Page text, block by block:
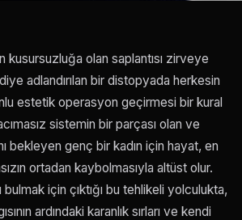
kusursuzluğa olan saplantısı zirveye
adlandırılan bir distopyada herkesin
estetik operasyon geçirmesi bir kural
sistemin bir parçası olan ve
bekleyen genç bir kadın için hayat, en
ortadan kaybolmasıyla altüst olur.
bulmak için çıktığı bu tehlikeli yolculukta,
ardındaki karanlık sırları ve kendi